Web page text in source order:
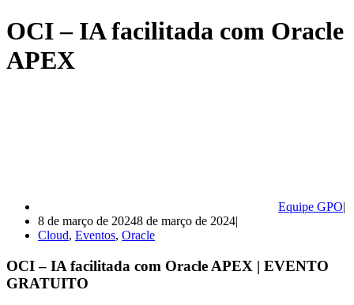
OCI – IA facilitada com Oracle
APEX
Equipe GPO
8 de março de 20248 de março de 2024
Cloud, Eventos, Oracle
OCI – IA facilitada com Oracle APEX | EVENTO
GRATUITO